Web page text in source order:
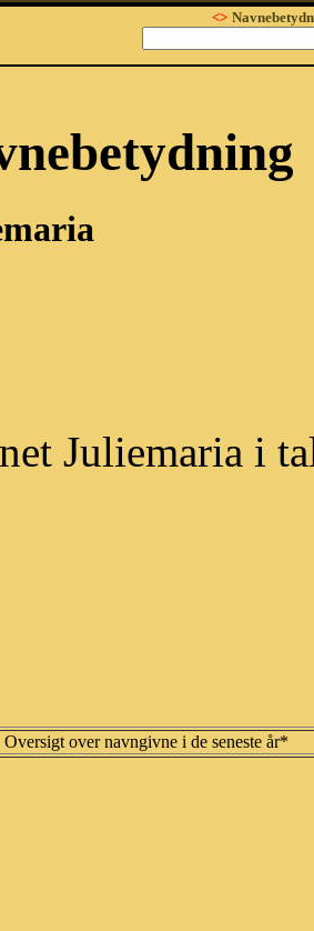
<>
Juliemaria i
Oversigt over navngivne i de seneste år*